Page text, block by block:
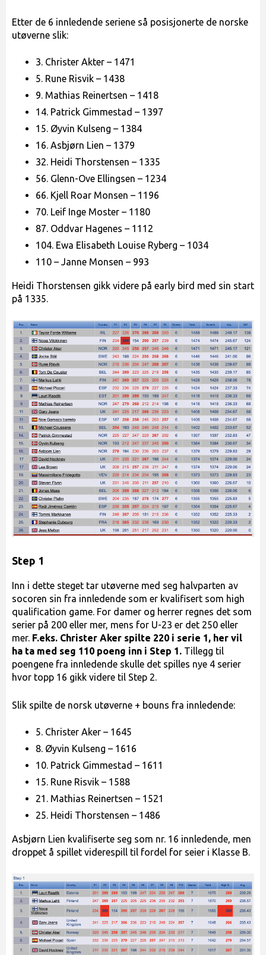
Etter de 6 innledende seriene så posisjonerte de norske
utøverne slik:
3. Christer Akter – 1471
5. Rune Risvik – 1438
9. Mathias Reinertsen – 1418
14. Patrick Gimmestad – 1397
15. Øyvin Kulseng – 1384
16. Asbjørn Lien – 1379
32. Heidi Thorstensen – 1335
56. Glenn-Ove Ellingsen – 1234
66. Kjell Roar Monsen – 1196
70. Leif Inge Moster – 1180
87. Oddvar Hagenes – 1112
104. Ewa Elisabeth Louise Ryberg – 1034
110 – Janne Monsen – 993
Heidi Thorstensen gikk videre på early bird med sin start
på 1335.
Step 1
Inn i dette steget tar utøverne med seg halvparten av
socoren sin fra innledende som er kvalifisert som high
qualification game. For damer og herrer regnes det som
serier på 200 eller mer, mens for U-23 er det 250 eller
mer. F.eks. Christer Aker spilte 220 i serie 1, her vil
ha ta med seg 110 poeng inn i Step 1. Tillegg til
poengene fra innledende skulle det spilles nye 4 serier
hvor topp 16 gikk videre til Step 2.
Slik spilte de norsk utøverne + bouns fra innledende:
5. Christer Aker – 1645
8. Øyvin Kulseng – 1616
10. Patrick Gimmestad – 1611
15. Rune Risvik – 1588
21. Mathias Reinertsen – 1521
25. Heidi Thorstensen – 1486
Asbjørn Lien kvalifiserte seg som nr. 16 innledende, men
droppet å spillet viderespill til fordel for seier i Klasse B.